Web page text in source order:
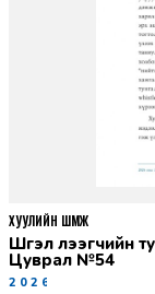
Шүгэл үлээгчийн тухай хуулийн төсөлд өгөх шүүмж -
Цуврал №54
2026-07-27
ХУУЛИЙН ШҮҮМЖ